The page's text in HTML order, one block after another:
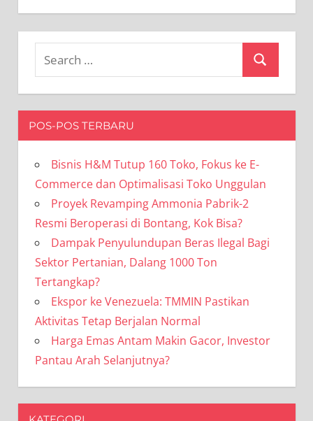
Search
POS-POS TERBARU
Bisnis H&M Tutup 160 Toko, Fokus ke E-
Commerce dan Optimalisasi Toko Unggulan
Proyek Revamping Ammonia Pabrik-2
Resmi Beroperasi di Bontang, Kok Bisa?
Dampak Penyulundupan Beras Ilegal Bagi
Sektor Pertanian, Dalang 1000 Ton
Tertangkap?
Ekspor ke Venezuela: TMMIN Pastikan
Aktivitas Tetap Berjalan Normal
Harga Emas Antam Makin Gacor, Investor
Pantau Arah Selanjutnya?